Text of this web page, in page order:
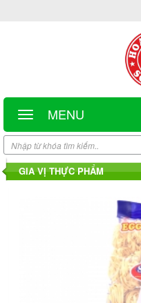
MENU
GIA VỊ THỰC PHẨM